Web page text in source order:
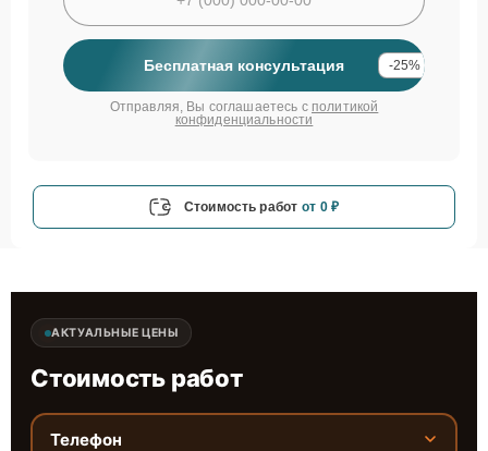
Бесплатная консультация -25%
Отправляя, Вы соглашаетесь с политикой
конфиденциальности
Стоимость работ от 0 ₽
АКТУАЛЬНЫЕ ЦЕНЫ
Стоимость работ
Телефон